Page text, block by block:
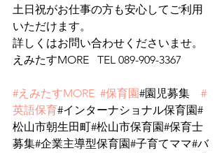
土日祝がお仕事の方も安心してご利用
いただけます。
詳しくはお問い合わせくださいませ。
えみたすMORE   TEL 089-909-3367
#えみたすMORE #保育園#園児募集 #
英語保育#インターナショナル保育園#
松山市朝生田町#松山市保育園#保育士
募集#企業主導型保育園#子育てママ#バ